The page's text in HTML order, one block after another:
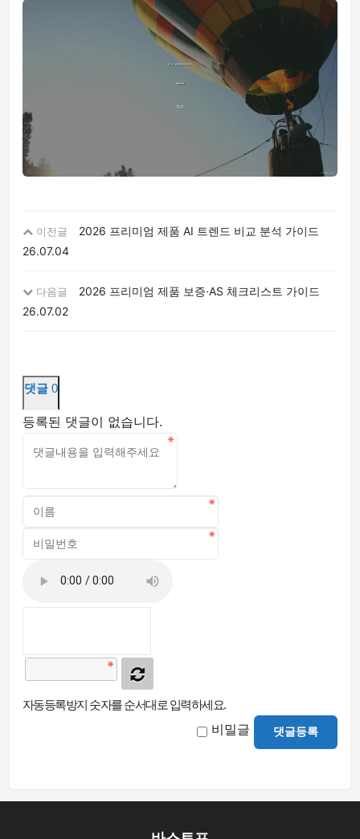
이전글
2026 프리미엄 제품 AI 트렌드 비교 분석 가이드
26.07.04
다음글
2026 프리미엄 제품 보증·AS 체크리스트 가이드
26.07.02
댓글 0
등록된 댓글이 없습니다.
자동등록방지 숫자를 순서대로 입력하세요.
비밀글 댓글등록